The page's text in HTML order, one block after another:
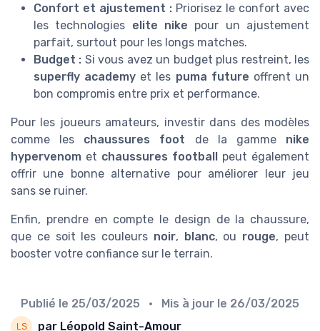
Confort et ajustement : Priorisez le confort avec
les technologies elite nike pour un ajustement
parfait, surtout pour les longs matches.
Budget : Si vous avez un budget plus restreint, les
superfly academy et les puma future offrent un
bon compromis entre prix et performance.
Pour les joueurs amateurs, investir dans des modèles
comme les chaussures foot de la gamme nike
hypervenom et chaussures football peut également
offrir une bonne alternative pour améliorer leur jeu
sans se ruiner.
Enfin, prendre en compte le design de la chaussure,
que ce soit les couleurs noir, blanc, ou rouge, peut
booster votre confiance sur le terrain.
Publié le 25/03/2025 • Mis à jour le 26/03/2025
par Léopold Saint-Amour